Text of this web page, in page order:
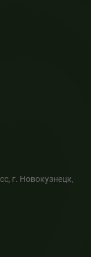
г. Новокузнецк,